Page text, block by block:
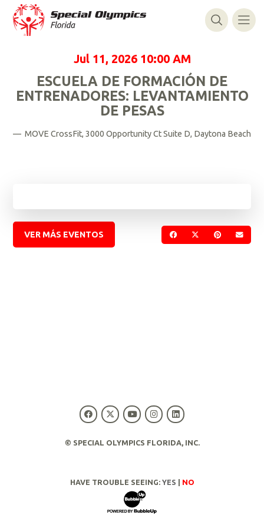
Jul 11, 2026 10:00 AM
ESCUELA DE FORMACIÓN DE
ENTRENADORES: LEVANTAMIENTO
DE PESAS
— MOVE CrossFit, 3000 Opportunity Ct Suite D, Daytona Beach
COMPARTIR EN
COMPARTIR EN
VER MÁS EVENTOS
© SPECIAL OLYMPICS FLORIDA, INC.
HAVE TROUBLE SEEING: YES NO